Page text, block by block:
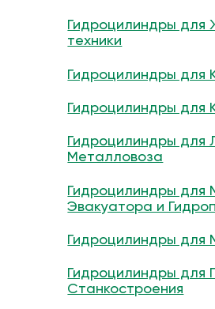
Гидроцилиндры для
техники
Гидроцилиндры для
Гидроцилиндры для
Гидроцилиндры для
Металловоза
Гидроцилиндры для
Эвакуатора и
Гидроцилиндры для
Гидроцилиндры для
Станкостроения